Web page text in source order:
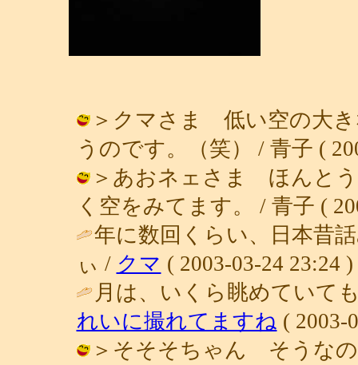
＞クマさま 低い空の大き
うのです。（笑） / 青子 (
＞あおネェさま ほんとう
く空をみてます。 / 青子 (
年に数回くらい、日本昔
ぃ / クマ ( 2003-03-24 23:24 )
月は、いくら眺めてい
れいに撮れてますね ( 2003-
＞そそそちゃん そうなの